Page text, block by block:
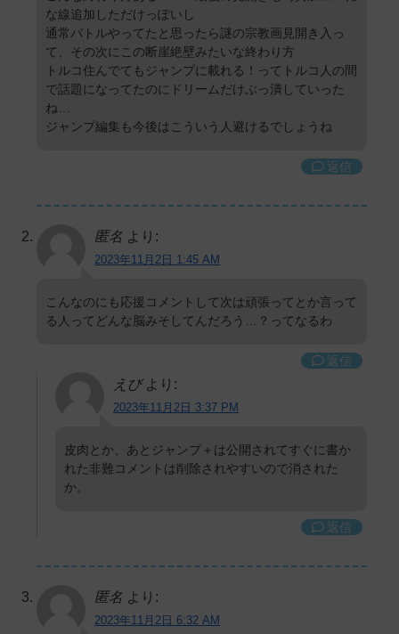
な線追加しただけっぽいし
通常バトルやってたと思ったら謎の宗教画見開き入っ
て、その次にこの断崖絶壁みたいな終わり方
トルコ住んでてもジャンプに載れる！ってトルコ人の間
で話題になってたのにドリームだけぶっ潰していった
ね…
ジャンプ編集も今後はこういう人避けるでしょうね
返信
匿名 より:
2023年11月2日 1:45 AM
こんなのにも応援コメントして次は頑張ってとか言って
る人ってどんな脳みそしてんだろう…？ってなるわ
返信
えび より:
2023年11月2日 3:37 PM
皮肉とか、あとジャンプ＋は公開されてすぐに書か
れた非難コメントは削除されやすいので消された
か。
返信
匿名 より:
2023年11月2日 6:32 AM